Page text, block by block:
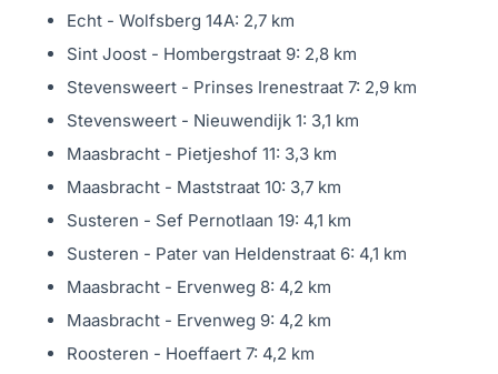
Echt - Wolfsberg 14A: 2,7 km
Sint Joost - Hombergstraat 9: 2,8 km
Stevensweert - Prinses Irenestraat 7: 2,9 km
Stevensweert - Nieuwendijk 1: 3,1 km
Maasbracht - Pietjeshof 11: 3,3 km
Maasbracht - Maststraat 10: 3,7 km
Susteren - Sef Pernotlaan 19: 4,1 km
Susteren - Pater van Heldenstraat 6: 4,1 km
Maasbracht - Ervenweg 8: 4,2 km
Maasbracht - Ervenweg 9: 4,2 km
Roosteren - Hoeffaert 7: 4,2 km